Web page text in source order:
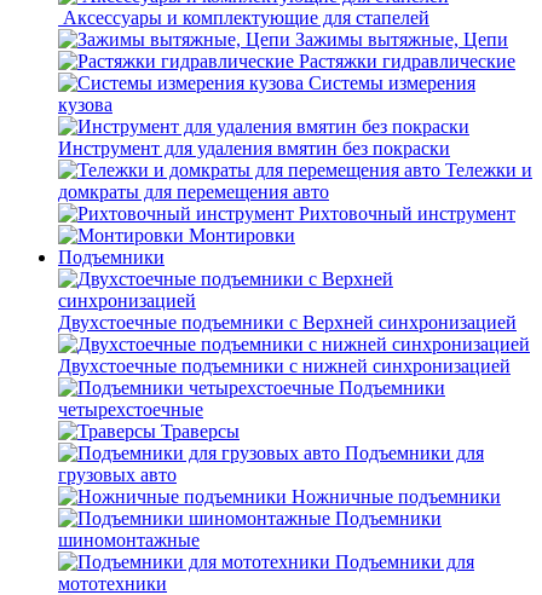
Аксессуары и комплектующие для стапелей
Зажимы вытяжные, Цепи
Растяжки гидравлические
Системы измерения
кузова
Инструмент для удаления вмятин без покраски
Тележки и
домкраты для перемещения авто
Рихтовочный инструмент
Монтировки
Подъемники
Двухстоечные подъемники с Верхней синхронизацией
Двухстоечные подъемники с нижней синхронизацией
Подъемники
четырехстоечные
Траверсы
Подъемники для
грузовых авто
Ножничные подъемники
Подъемники
шиномонтажные
Подъемники для
мототехники